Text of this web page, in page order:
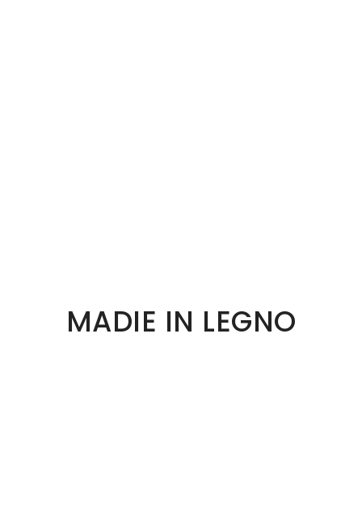
MADIE IN LEGNO